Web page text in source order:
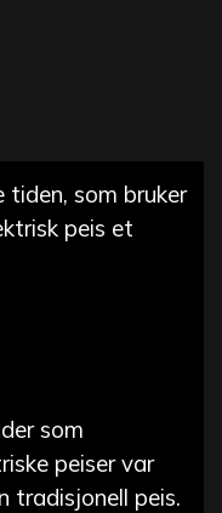
tiden, som bruker
peis et
som
peiser var
tradisjonell peis.